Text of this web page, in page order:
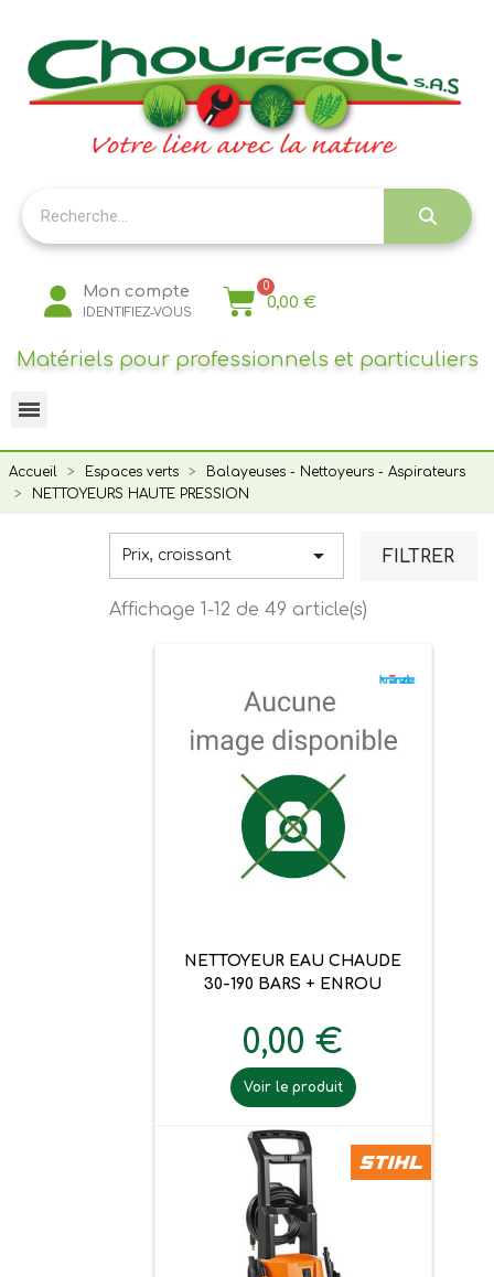
Mon compte
IDENTIFIEZ-VOUS
0,00 €
Matériels pour professionnels et particuliers
Accueil Espaces verts
Balayeuses - Nettoyeurs - Aspirateurs
NETTOYEURS HAUTE PRESSION
Prix, croissant  FILTRER
Affichage 1-12 de 49 article(s)
NETTOYEUR EAU CHAUDE
30-190 BARS + ENROU
0,00 €
Voir le produit